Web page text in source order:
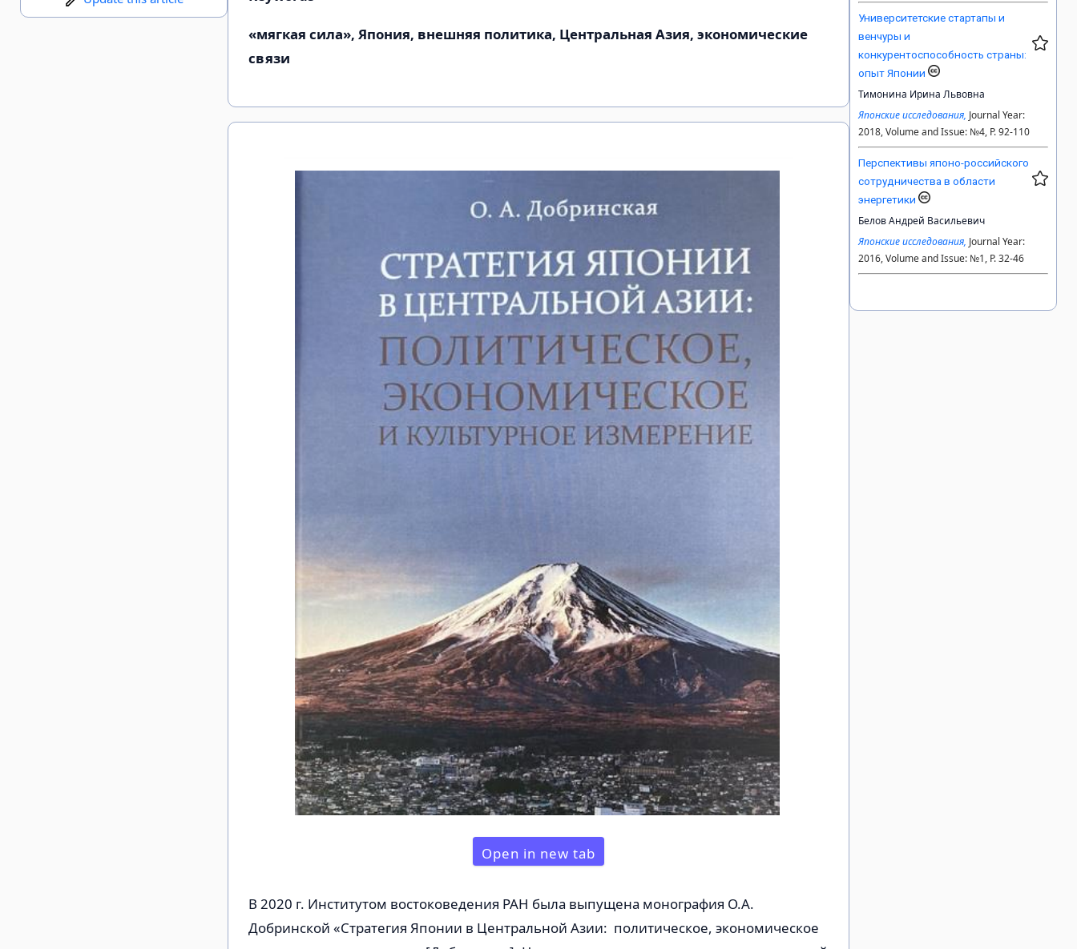
«мягкая сила», Япония, внешняя политика, Центральная Азия, экономические
связи
Open in new tab
В 2020 г. Институтом востоковедения РАН была выпущена монография О.А.
Добринской «Стратегия Японии в Центральной Азии: политическое, экономическое
Университетские стартапы и
венчуры и
конкурентоспособность страны:
опыт Японии
Тимонина Ирина Львовна
Японские исследования, Journal Year:
2018, Volume and Issue: №4, P. 92-110
Перспективы японо-российского
сотрудничества в области
энергетики
Белов Андрей Васильевич
Японские исследования, Journal Year:
2016, Volume and Issue: №1, P. 32-46